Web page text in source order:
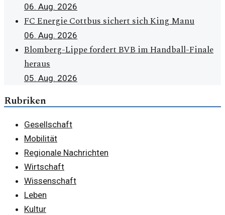
06. Aug. 2026
FC Energie Cottbus sichert sich King Manu
06. Aug. 2026
Blomberg-Lippe fordert BVB im Handball-Finale
heraus
05. Aug. 2026
Rubriken
Gesellschaft
Mobilität
Regionale Nachrichten
Wirtschaft
Wissenschaft
Leben
Kultur